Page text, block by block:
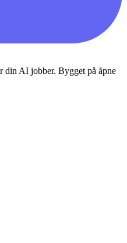
AI jobber. Bygget på åpne